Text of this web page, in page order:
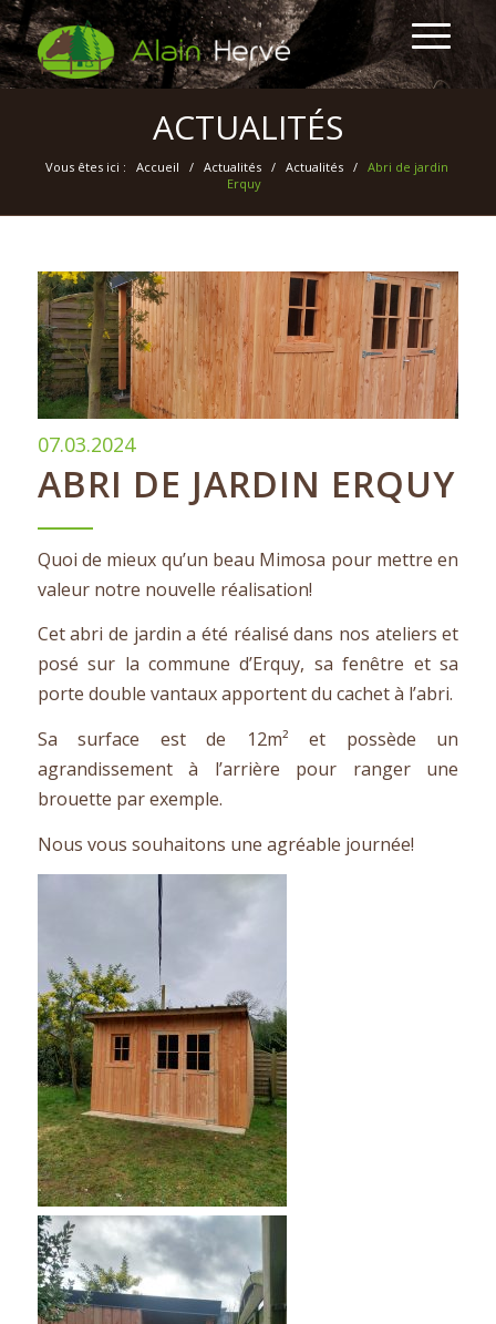
ACTUALITÉS
Vous êtes ici : Accueil / Actualités / Actualités /
Abri de jardin
Erquy
07.03.2024
ABRI DE JARDIN ERQUY
Quoi de mieux qu’un beau Mimosa pour mettre en
valeur notre nouvelle réalisation!
Cet abri de jardin a été réalisé dans nos ateliers et
posé sur la commune d’Erquy, sa fenêtre et sa
porte double vantaux apportent du cachet à l’abri.
Sa surface est de 12m² et possède un
agrandissement à l’arrière pour ranger une
brouette par exemple.
Nous vous souhaitons une agréable journée!